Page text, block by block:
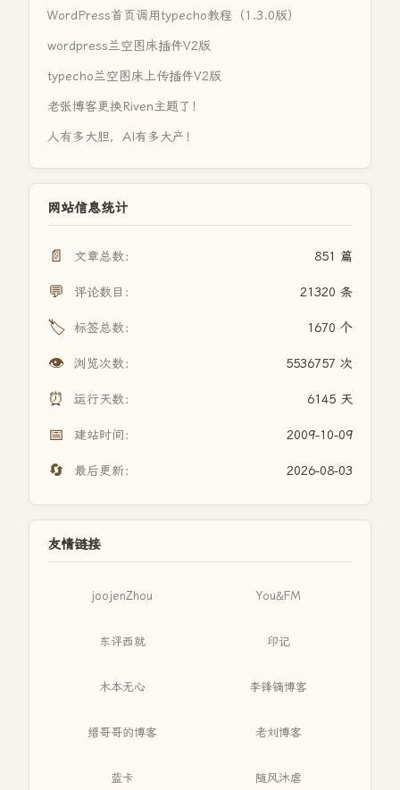
WordPress首页调用typecho教程（1.3.0版）
wordpress兰空图床插件V2版
typecho兰空图床上传插件V2版
老张博客更换Riven主题了！
人有多大胆，AI有多大产！
网站信息统计
📄 文章总数： 851 篇
💬 评论数目： 21320 条
🏷️ 标签总数： 1670 个
👁️ 浏览次数： 5536757 次
⏰ 运行天数： 6145 天
📅 建站时间： 2009-10-09
🔄 最后更新： 2026-08-03
友情链接
joojenZhou You&FM
东评西就 印记
木本无心 李锋镝博客
缙哥哥的博客 老刘博客
蓝卡 随风沐虐